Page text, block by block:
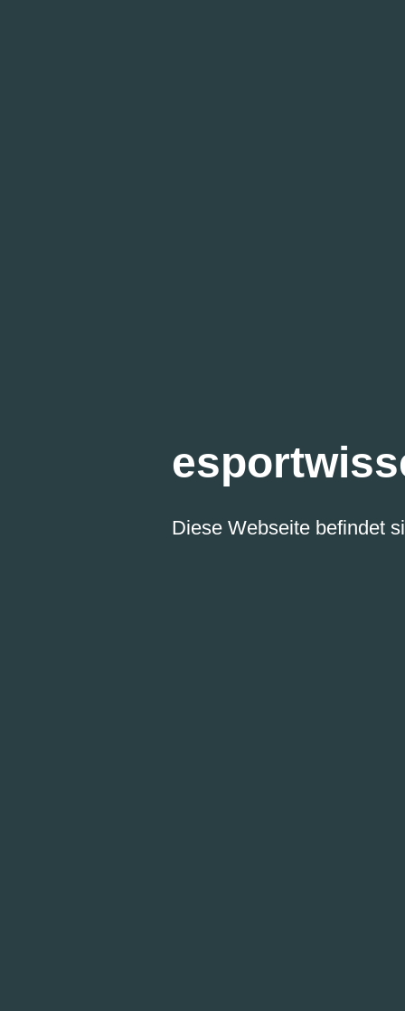
Diese Webseite befindet